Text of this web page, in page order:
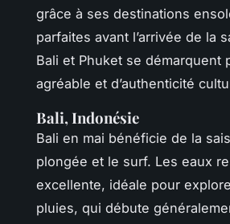
grâce à ses destinations
parfaites avant l’arrivée de la
Bali et Phuket se démarquent
agréable et d’authenticité
Bali, Indonésie
Bali en mai bénéficie de la
plongée et le surf. Les eaux
excellente, idéale pour
pluies, qui débute